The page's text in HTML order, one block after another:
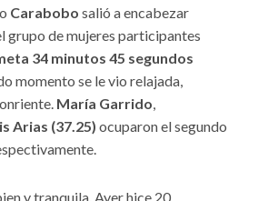
Carabobo salió a encabezar
grupo de mujeres participantes
34 minutos 45 segundos
momento se le vio relajada,
María Garrido,
Arias (37.25) ocuparon el segundo
y tranquila. Ayer hice 20